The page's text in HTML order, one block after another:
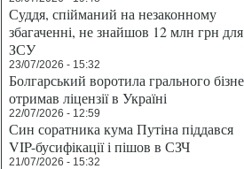
Суддя, спійманий на незаконному
збагаченні, не знайшов 12 млн грн для
ЗСУ
23/07/2026 - 15:32
Болгарський воротила грального
отримав ліцензії в Україні
22/07/2026 - 12:59
Син соратника кума Путіна піддався
VIP-бусифікації і пішов в СЗЧ
21/07/2026 - 15:32